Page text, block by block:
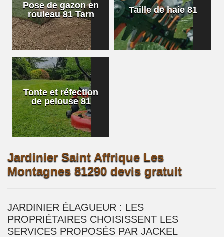
Pose de gazon en
rouleau 81 Tarn
Taille de haie 81
Tonte et réfection
de pelouse 81
Jardinier Saint Affrique Les
Montagnes 81290 devis gratuit
JARDINIER ÉLAGUEUR : LES
PROPRIÉTAIRES CHOISISSENT LES
SERVICES PROPOSÉS PAR JACKEL